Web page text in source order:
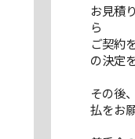
お見積
ら
ご契約
の決定
その後
払をお